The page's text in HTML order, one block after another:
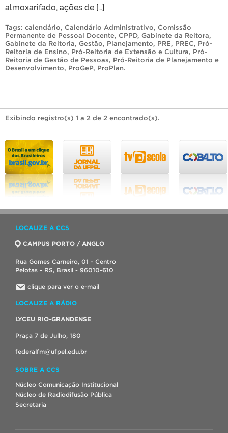
almoxarifado, ações de […]
Tags: calendário, Calendário Administrativo, Comissão
Permanente de Pessoal Docente, CPPD, Gabinete da Reitora,
Gabinete da Reitoria, Gestão, Planejamento, PRE, PREC, Pró-
Reitoria de Ensino, Pró-Reitoria de Extensão e Cultura, Pró-
Reitoria de Gestão de Pessoas, Pró-Reitoria de Planejamento e
Desenvolvimento, ProGeP, ProPlan.
Exibindo registro(s) 1 a 2 de 2 encontrado(s).
LOCALIZE A CCS
CAMPUS PORTO / ANGLO
Rua Gomes Carneiro, 01 - Centro
Pelotas - RS, Brasil - 96010-610
clique para ver o e-mail
LOCALIZE A RÁDIO
LYCEU RIO-GRANDENSE
Praça 7 de Julho, 180
federalfm@ufpel.edu.br
SOBRE A CCS
Núcleo Comunicação Institucional
Núcleo de Radiodifusão Pública
Secretaria